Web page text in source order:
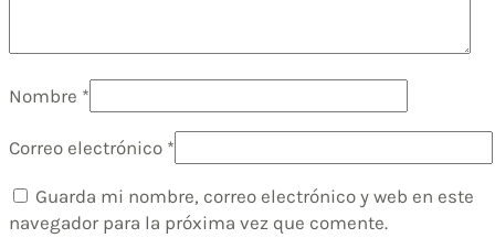
Nombre *
Correo electrónico *
Guarda mi nombre, correo electrónico y web en este
navegador para la próxima vez que comente.